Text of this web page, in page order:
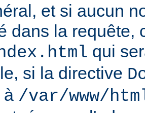
et si aucun
dans la requête,
qui
si la directive
à /var/www/